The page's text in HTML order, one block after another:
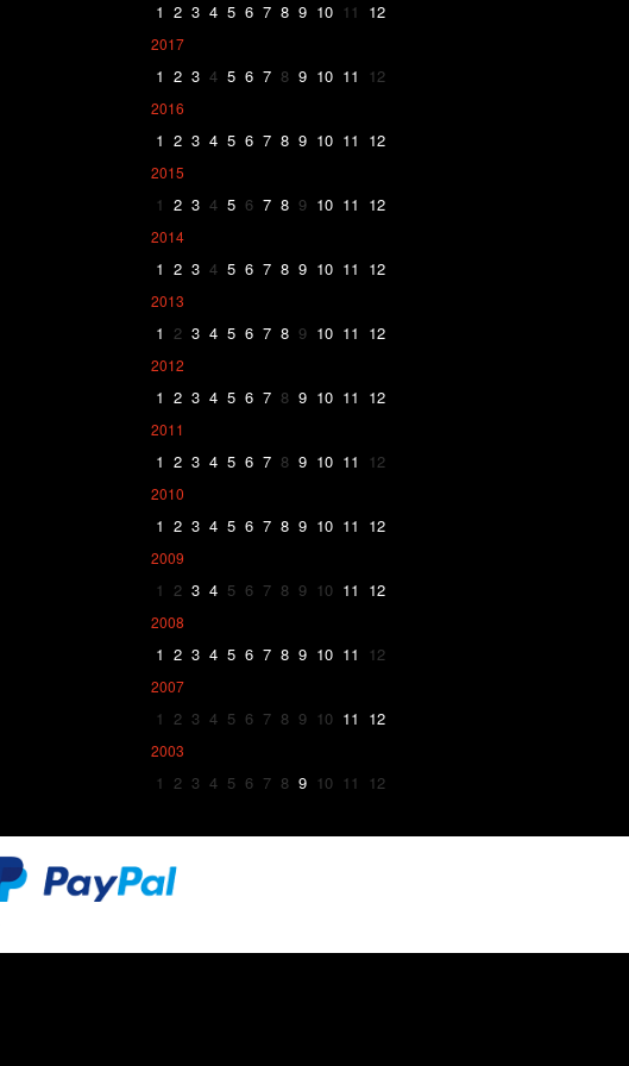
1 2 3 4 5 6 7 8 9 10 11 12
2017
1 2 3 4 5 6 7 8 9 10 11 12
2016
1 2 3 4 5 6 7 8 9 10 11 12
2015
1 2 3 4 5 6 7 8 9 10 11 12
2014
1 2 3 4 5 6 7 8 9 10 11 12
2013
1 2 3 4 5 6 7 8 9 10 11 12
2012
1 2 3 4 5 6 7 8 9 10 11 12
2011
1 2 3 4 5 6 7 8 9 10 11 12
2010
1 2 3 4 5 6 7 8 9 10 11 12
2009
1 2 3 4 5 6 7 8 9 10 11 12
2008
1 2 3 4 5 6 7 8 9 10 11 12
2007
1 2 3 4 5 6 7 8 9 10 11 12
2003
1 2 3 4 5 6 7 8 9 10 11 12